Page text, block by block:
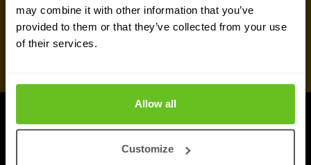
may combine it with other information that you’ve
provided to them or that they’ve collected from your use
of their services.
Allow all
Customize
ARTIKELEN